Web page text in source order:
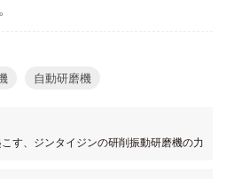
自動研磨機
す、ジンタイジンの研削振動研磨機の力